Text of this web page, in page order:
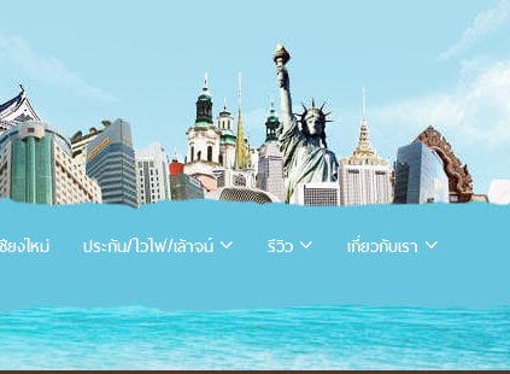
ยงใหม่ ประกัน/ไวไฟ/เล้าจน์ รีวิว เกี่ยวกับเรา